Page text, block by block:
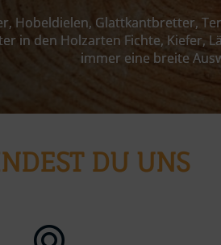
Hobeldielen, Glattkantbretter,
in den Holzarten Fichte, Kiefer,
immer eine breite
DU UNS